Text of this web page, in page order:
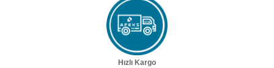
Hızlı Kargo